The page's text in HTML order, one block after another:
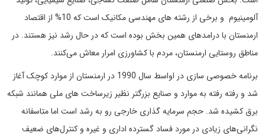
آلومینیوم و برخی از رشته های مهندسی مکانیک است که 10% از اقتصاد
ارمنستان با درامدهای همین بخش بوده است که در حال رشد نیز هستند. در
مناطق روستایی ارمنستان، مردم با کشاورزی امرار معاش می‌کنند.
برنامه خصوصی سازی در اواسط سال 1990 در ارمنستان از موارد کوچک آغاز
شد و رفته رفته به موارد و صنایع بزرگتر نظیر زیرساخت های ملی همانند شبکه
برق کشیده شد. حجم سرمایه گذاری خارجی رو به رشد است اما متاسفانه
نگرانی‌های زیادی در مورد فساد گسترده اداری و غیره و کنترل‌های ضعیف